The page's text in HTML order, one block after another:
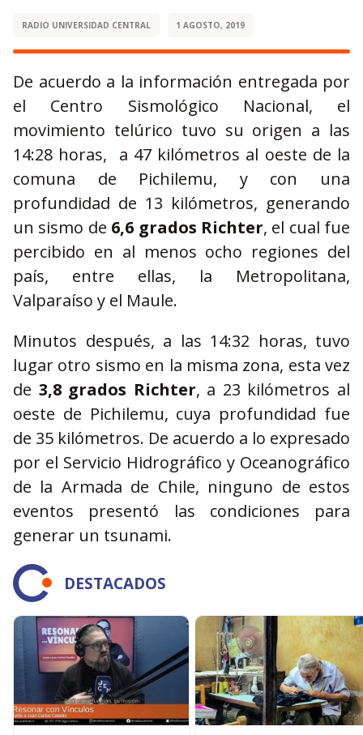
RADIO UNIVERSIDAD CENTRAL 1 AGOSTO, 2019
De acuerdo a la información entregada por
el Centro Sismológico Nacional, el
movimiento telúrico tuvo su origen a las
14:28 horas, a 47 kilómetros al oeste de la
comuna de Pichilemu, y con una
profundidad de 13 kilómetros, generando
un sismo de 6,6 grados Richter, el cual fue
percibido en al menos ocho regiones del
país, entre ellas, la Metropolitana,
Valparaíso y el Maule.
Minutos después, a las 14:32 horas, tuvo
lugar otro sismo en la misma zona, esta vez
de 3,8 grados Richter, a 23 kilómetros al
oeste de Pichilemu, cuya profundidad fue
de 35 kilómetros. De acuerdo a lo expresado
por el Servicio Hidrográfico y Oceanográfico
de la Armada de Chile, ninguno de estos
eventos presentó las condiciones para
generar un tsunami.
DESTACADOS